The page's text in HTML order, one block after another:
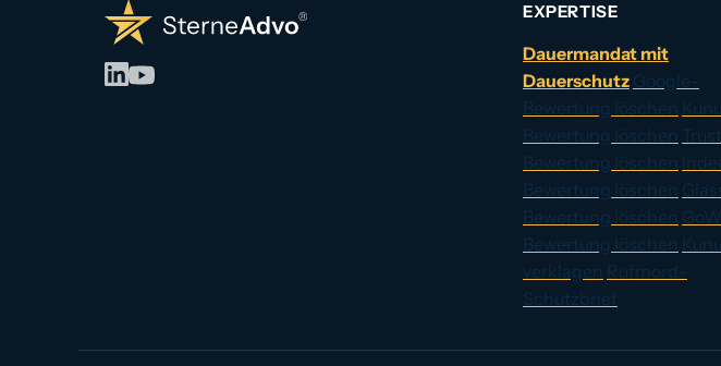
EXPERTISE
Dauermandat mit
Dauerschutz Google-
Bewertung löschen
Bewertung löschen
Bewertung löschen
Bewertung löschen
Bewertung löschen
Bewertung löschen
verklagen Rufmord-
Schutzbrief